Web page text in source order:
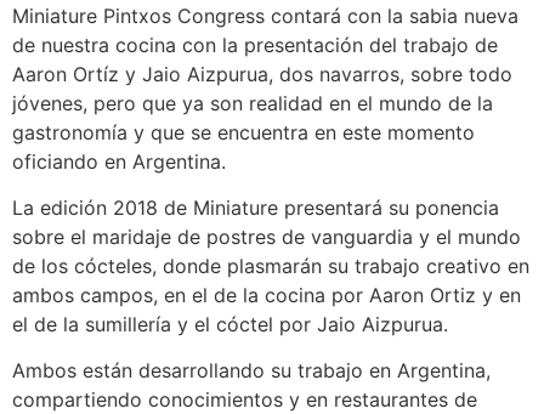
Miniature Pintxos Congress contará con la sabia nueva
de nuestra cocina con la presentación del trabajo de
Aaron Ortíz y Jaio Aizpurua, dos navarros, sobre todo
jóvenes, pero que ya son realidad en el mundo de la
gastronomía y que se encuentra en este momento
oficiando en Argentina.
La edición 2018 de Miniature presentará su ponencia
sobre el maridaje de postres de vanguardia y el mundo
de los cócteles, donde plasmarán su trabajo creativo en
ambos campos, en el de la cocina por Aaron Ortiz y en
el de la sumillería y el cóctel por Jaio Aizpurua.
Ambos están desarrollando su trabajo en Argentina,
compartiendo conocimientos y en restaurantes de